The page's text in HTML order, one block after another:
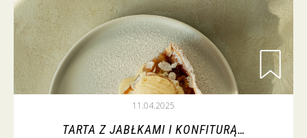
11.04.2025
TARTA Z JABŁKAMI I KONFITURĄ…